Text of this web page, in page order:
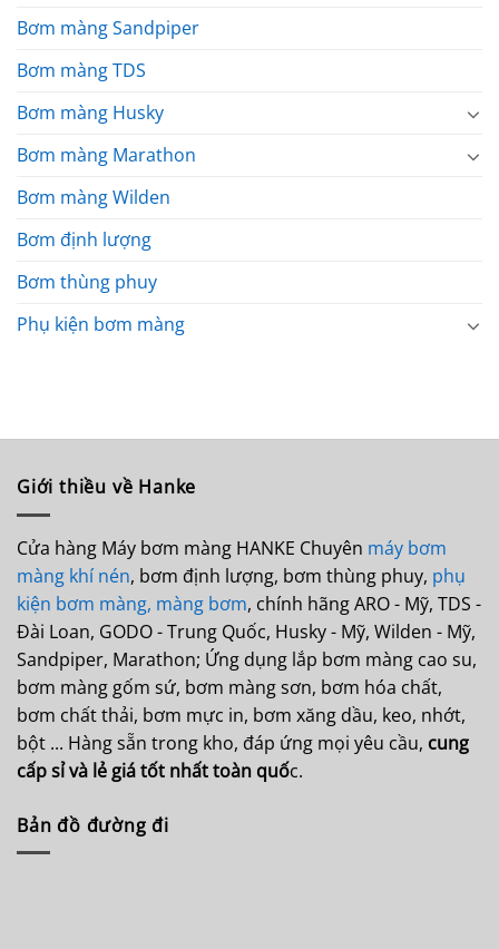
Bơm màng Sandpiper
Bơm màng TDS
Bơm màng Husky
Bơm màng Marathon
Bơm màng Wilden
Bơm định lượng
Bơm thùng phuy
Phụ kiện bơm màng
Giới thiều về Hanke
Cửa hàng Máy bơm màng HANKE Chuyên máy bơm
màng khí nén, bơm định lượng, bơm thùng phuy, phụ
kiện bơm màng, màng bơm, chính hãng ARO - Mỹ, TDS -
Đài Loan, GODO - Trung Quốc, Husky - Mỹ, Wilden - Mỹ,
Sandpiper, Marathon; Ứng dụng lắp bơm màng cao su,
bơm màng gốm sứ, bơm màng sơn, bơm hóa chất,
bơm chất thải, bơm mực in, bơm xăng dầu, keo, nhớt,
bột ... Hàng sẵn trong kho, đáp ứng mọi yêu cầu, cung
cấp sỉ và lẻ giá tốt nhất toàn quốc.
Bản đồ đường đi